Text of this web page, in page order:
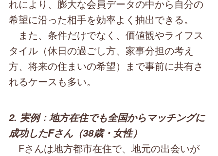
れにより、膨大な会員データの中から自分の
希望に沿った相手を効率よく抽出できる。
また、条件だけでなく、価値観やライフス
タイル（休日の過ごし方、家事分担の考え
方、将来の住まいの希望）まで事前に共有さ
れるケースも多い。
2. 実例：地方在住でも全国からマッチングに
成功したFさん（38歳・女性）
Fさんは地方都市在住で、地元の出会いが